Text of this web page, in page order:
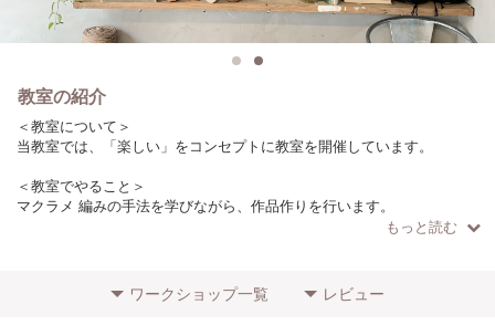
教室の紹介
＜教室について＞
当教室では、「楽しい」をコンセプトに教室を開催しています。
＜教室でやること＞
マクラメ 編みの手法を学びながら、作品作りを行います。
（作品によりロープの種類は異なります）
もっと読む
ワークショップ一覧 レビュー